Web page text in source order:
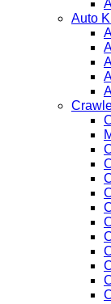
Auto